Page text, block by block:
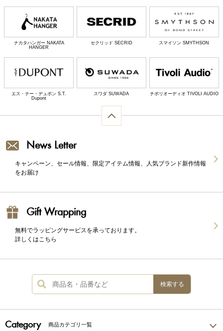
ナカタハンガー NAKATA
HANGER
セクリッド SECRID スマイソン SMYTHSON
エス・テー・デュポン S.T.
Dupont
スワダ SUWADA チボリオーディオ TIVOLI AUDIO
News Letter
キャンペーン、セール情報、限定アイテム情報、人気ブランド新作情報
をお届け
Gift Wrapping
無料でラッピングサービスを承っております。
詳しくはこちら
検索する
Category 商品カテゴリ一覧